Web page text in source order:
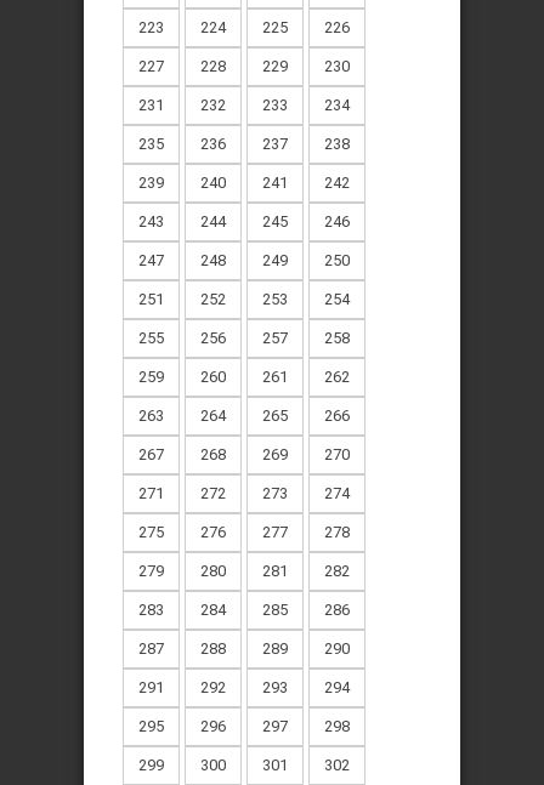
223 224 225 226
227 228 229 230
231 232 233 234
235 236 237 238
239 240 241 242
243 244 245 246
247 248 249 250
251 252 253 254
255 256 257 258
259 260 261 262
263 264 265 266
267 268 269 270
271 272 273 274
275 276 277 278
279 280 281 282
283 284 285 286
287 288 289 290
291 292 293 294
295 296 297 298
299 300 301 302